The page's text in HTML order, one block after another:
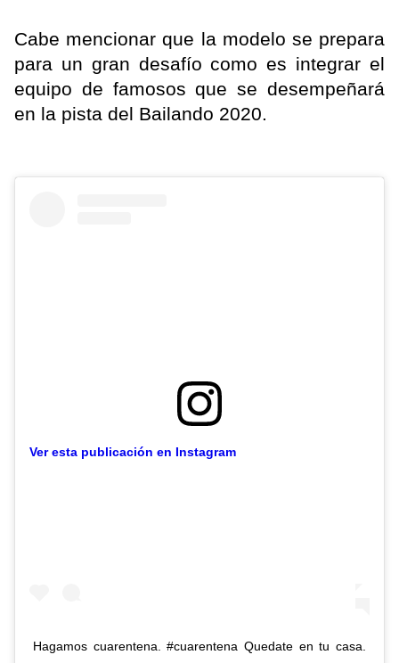
Cabe mencionar que la modelo se prepara
para un gran desafío como es integrar el
equipo de famosos que se desempeñará
en la pista del Bailando 2020.
Ver esta publicación en Instagram
Hagamos cuarentena. #cuarentena Quedate en tu casa.